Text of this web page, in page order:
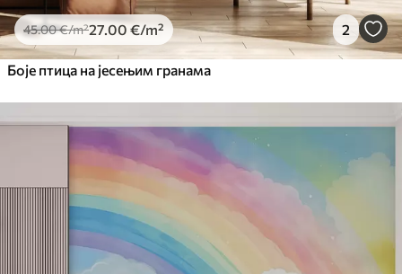
81.6749.00€/m²
45.00€/m²27 .00 €/m² 2
Боје птица на јесењим гранама